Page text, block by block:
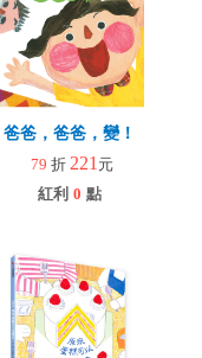
爸爸，爸爸，變！
79 折 221 元
紅利 0 點